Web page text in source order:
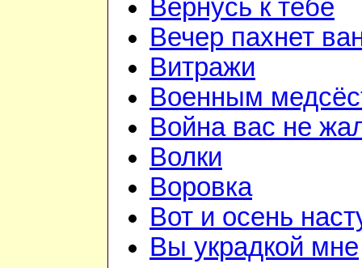
Вернусь к тебе
Вечер пахнет
Витражи
Военным
Война вас не
Волки
Воровка
Вот и осень
Вы украдкой мне